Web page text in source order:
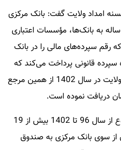
امداد ولایت گفت: بانک مرکزی
به بانک‌ها، مؤسسات اعتباری
سپرده‌های مالی را در بانک
سپرده قانونی پرداخت می‌کند که
صندوق قرض‌الحسنه امداد ولایت در سال 1402 از همین مرجع
وی خاطرنشان کرد: در مجموع از سال 96 تا 1402 بیش از 19
تومان از سوی بانک مرکزی به صندوق